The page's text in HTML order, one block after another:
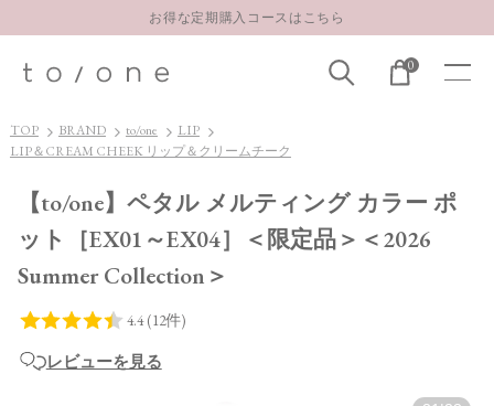
お得な定期購入コースはこちら
【重要】お盆期間中のお問い合わせと商品配送に関しまして
お得な定期購入コースはこちら
LINE お友達登録 500円OFFクーポンプレゼント
0
TOP BRAND to/one
LIP
LIP＆CREAM CHEEK リップ＆クリームチーク
【to/one】ペタル メルティング カラー ポ
ット［EX01～EX04］＜限定品＞＜2026
Summer Collection＞
レビューを見る